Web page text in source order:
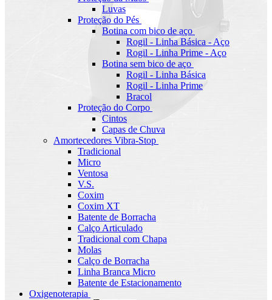
Luvas
Proteção do Pés
Botina com bico de aço
Rogil - Linha Básica - Aço
Rogil - Linha Prime - Aço
Botina sem bico de aço
Rogil - Linha Básica
Rogil - Linha Prime
Bracol
Proteção do Corpo
Cintos
Capas de Chuva
Amortecedores Vibra-Stop
Tradicional
Micro
Ventosa
V.S.
Coxim
Coxim XT
Batente de Borracha
Calço Articulado
Tradicional com Chapa
Molas
Calço de Borracha
Linha Branca Micro
Batente de Estacionamento
Oxigenoterapia